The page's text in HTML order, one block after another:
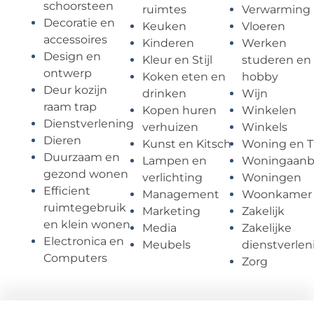
schoorsteen
Decoratie en
accessoires
Design en
ontwerp
Deur kozijn
raam trap
Dienstverlening
Dieren
Duurzaam en
gezond wonen
Efficient
ruimtegebruik
en klein wonen
Electronica en
Computers
ruimtes
Keuken
Kinderen
Kleur en Stijl
Koken eten en
drinken
Kopen huren
verhuizen
Kunst en Kitsch
Lampen en
verlichting
Management
Marketing
Media
Meubels
Verwarming
Vloeren
Werken
studeren en
hobby
Wijn
Winkelen
Winkels
Woning en
Woningen
Woonkamer
Zakelijk
Zakelijke
Zorg